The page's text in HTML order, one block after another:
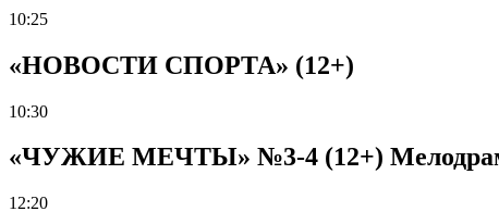
10:25
«НОВОСТИ СПОРТА» (12+)
10:30
«ЧУЖИЕ МЕЧТЫ» №3-4 (12+)
12:20